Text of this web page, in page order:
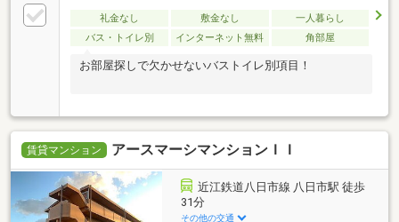
礼金なし 敷金なし
一人暮らし
バス・トイレ別
インターネット無料 角部屋
お部屋探しで欠かせないバストイレ別項目！
賃貸マンション アースマーシマンションＩＩ
近江鉄道八日市線 八日市駅 徒歩
31分
その他の交通